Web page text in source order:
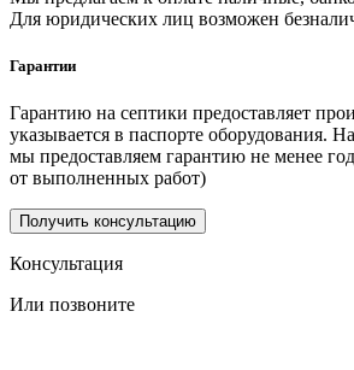
Для юридических лиц возможен
Гарантии
Гарантию на септики предоставляет
указывается в паспорте оборудования.
мы предоставляем гарантию не менее
от выполненных работ)
Получить консультацию
Консультация
Или позвоните